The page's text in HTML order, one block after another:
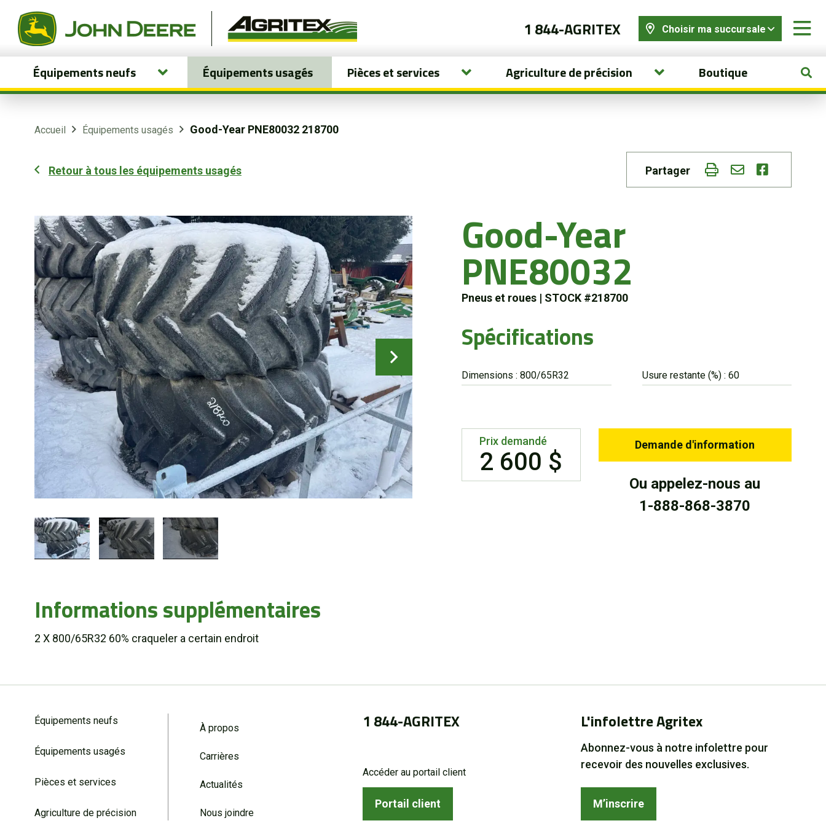
1 844-AGRITEX Choisir ma succursale
Équipements neufs Équipements usagés Pièces et services Agriculture de précision Boutique
Accueil Équipements usagés Good-Year PNE80032 218700
Retour à tous les équipements usagés Partager
Good-Year
PNE80032
Pneus et roues | STOCK #218700
Spécifications
Dimensions : 800/65R32 Usure restante (%) : 60
Prix demandé
2 600 $
Demande d'information
Ou appelez-nous au
1-888-868-3870
Informations supplémentaires
2 X 800/65R32 60% craqueler a certain endroit
Équipements neufs
Équipements usagés
Pièces et services
Agriculture de précision
À propos
Carrières
Actualités
Nous joindre
1 844-AGRITEX
Accéder au portail client
Portail client
L'infolettre Agritex
Abonnez-vous à notre infolettre pour
recevoir des nouvelles exclusives.
M’inscrire
Équipements neufs
Équipements usagés
Boutique
Portail client
À propos
Promotions
Carrières
Actualités
Nous joindre